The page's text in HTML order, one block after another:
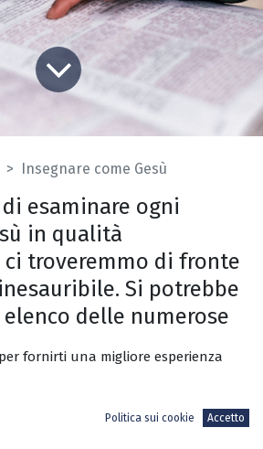
Insegnare come Gesù
esaminare ogni
in qualità
ci troveremmo di fronte
Si potrebbe
delle numerose
del Suo insegnamento,
meriterebbe un
più dettagliati.
fornirti una migliore esperienza
Politica sui cookie Accetto